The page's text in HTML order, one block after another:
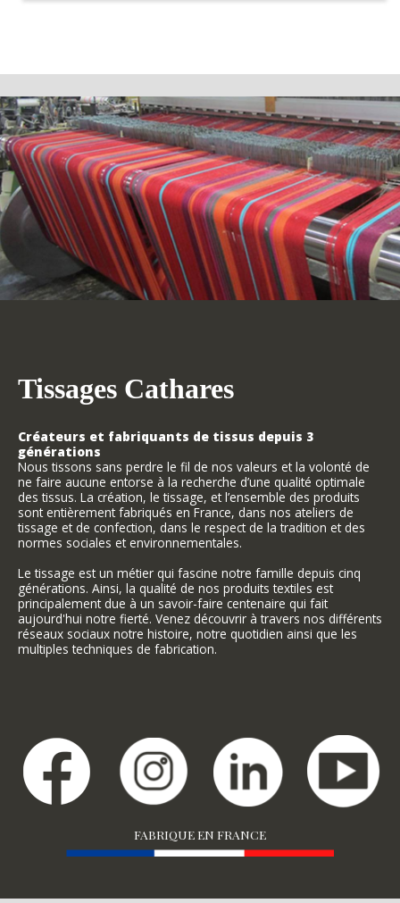
Tissages Cathares
Créateurs et fabriquants de tissus depuis 3
générations
Nous tissons sans perdre le fil de nos valeurs et la volonté de
ne faire aucune entorse à la recherche d’une qualité optimale
des tissus. La création, le tissage, et l’ensemble des produits
sont entièrement fabriqués en France, dans nos ateliers de
tissage et de confection, dans le respect de la tradition et des
normes sociales et environnementales.
Le tissage est un métier qui fascine notre famille depuis cinq
générations. Ainsi, la qualité de nos produits textiles est
principalement due à un savoir-faire centenaire qui fait
aujourd'hui notre fierté. Venez découvrir à travers nos différents
réseaux sociaux notre histoire, notre quotidien ainsi que les
multiples techniques de fabrication.
FABRIQUE EN FRANCE